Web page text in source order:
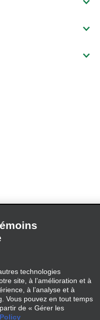
de confidentialité
témoins
technologies
site, à l’amélioration et à
à l’analyse et à
Vous pouvez en tout temps
de « Gérer les